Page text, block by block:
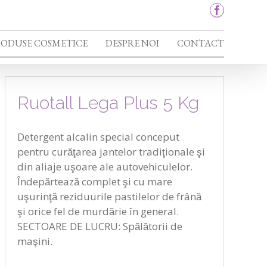
COSMETICE DESPRE NOI CONTACT
Ruotall Lega Plus 5 Kg
Detergent alcalin special conceput
pentru curăţarea jantelor tradiţionale şi
din aliaje uşoare ale autovehiculelor.
Îndepărtează complet şi cu mare
uşurinţă reziduurile pastilelor de frână
şi orice fel de murdărie în general.
SECTOARE DE LUCRU: Spălătorii de
maşini.